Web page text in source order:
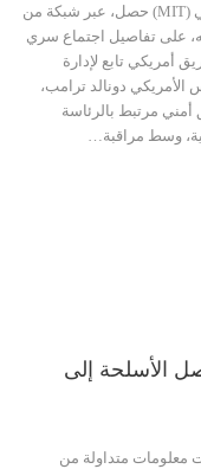
التركي (MIT) حصل، عبر شبكة من
على تفاصيل اجتماع سري
أمريكي تابع لإدارة
الأمريكي دونالد ترامب،
أمني مرتبط بالرئاسة
وسط مراقبة…
الأسلحة إلى
متداولة من